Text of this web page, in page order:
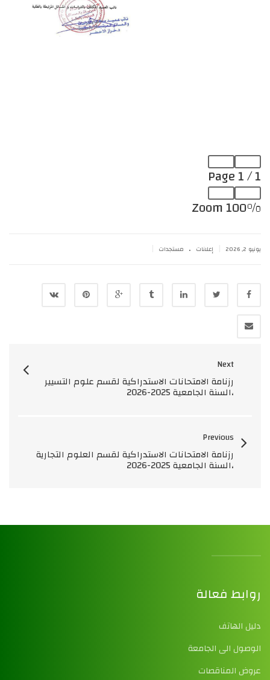
Page1/1
Zoom100%
يونيو 2, 2026 إعلانات . مستجدات
Next
رزنامة الامتحانات الاستدراكية لقسم علوم التسيير
،السنة الجامعية 2025-2026
Previous
رزنامة الامتحانات الاستدراكية لقسم العلوم التجارية
،السنة الجامعية 2025-2026
روابط فعالة
دليل الهاتف
الوصول الى الجامعة
عروض المناقصات